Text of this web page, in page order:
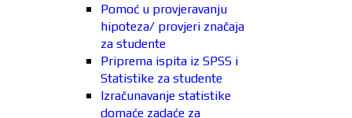
Pomoć u provjeravanju
hipoteza/ provjeri značaja
za studente
Priprema ispita iz SPSS i
Statistike za studente
Izračunavanje statistike
domaće zadaće za